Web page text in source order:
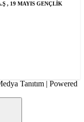
, 19 MAYIS GENÇLİK
Tanıtım | Powered